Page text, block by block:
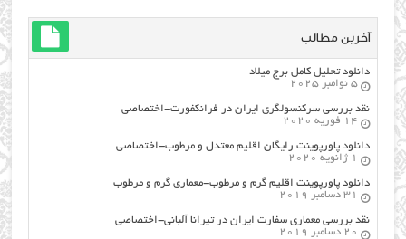
آخرین مطالب
دانلود تحلیل کامل برج میلاد
5 نوامبر 2025
نقد بررسی سرکنسولگری ایران در فرانکفورت-اختصاصی
14 فوریه 2020
دانلود پاورپوینت رایگان اقلیم معتدل و مرطوب-اختصاصی
1 ژانویه 2020
دانلود پاورپوینت اقلیم گرم و مرطوب-معماری گرم و مرطوب
31 دسامبر 2019
نقد بررسی معماری سفارت ایران در تیرانا آلبانی-اختصاصی
20 دسامبر 2019